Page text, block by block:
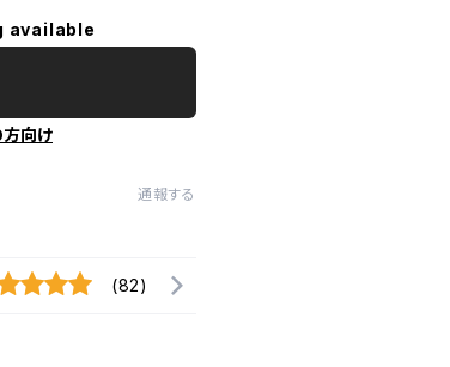
available
向け
通報する
(82)